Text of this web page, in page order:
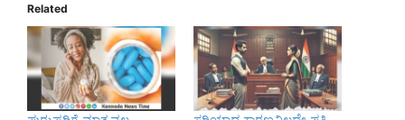
Related